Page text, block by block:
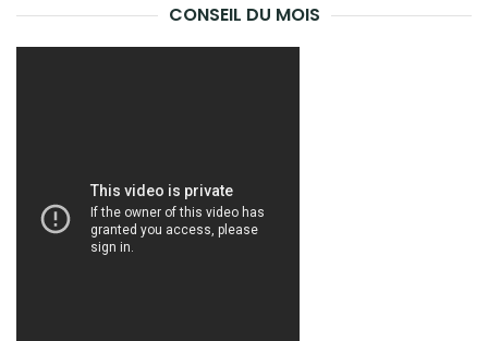
CONSEIL DU MOIS